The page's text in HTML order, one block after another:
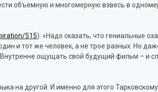
объёмную и многомерную взвесь в
515): «Надо сказать, что гениальные
и тот же человек, а не трое разных. Но
ощущать свой будущий фильм – и
на другой. И именно для этого